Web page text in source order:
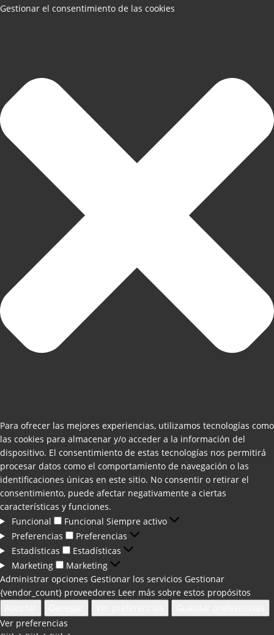
Gestionar el consentimiento de las cookies
Para ofrecer las mejores experiencias, utilizamos tecnologías como
las cookies para almacenar y/o acceder a la información del
dispositivo. El consentimiento de estas tecnologías nos permitirá
procesar datos como el comportamiento de navegación o las
identificaciones únicas en este sitio. No consentir o retirar el
consentimiento, puede afectar negativamente a ciertas
características y funciones.
Funcional
Funcional Siempre activo
Preferencias
Preferencias
Estadísticas
Estadísticas
Marketing
Marketing
Administrar opciones Gestionar los servicios Gestionar
{vendor_count} proveedores Leer más sobre estos propósitos
Ver preferencias